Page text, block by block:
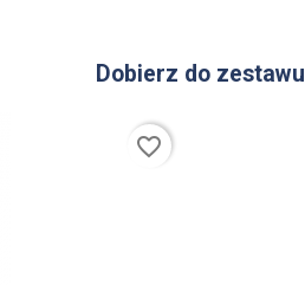
Dobierz do zestawu
favorite_border